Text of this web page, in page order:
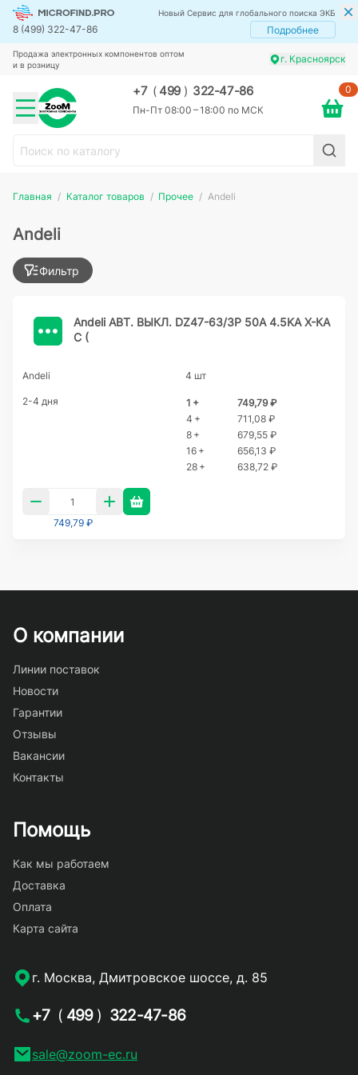
Новый Сервис для глобального поиска ЭКБ
8 (499) 322-47-86 Подробнее
Продажа электронных компонентов оптом
и в розницу
г. Красноярск
+7 (499 ) 322-47-86
Пн-Пт 08:00 – 18:00 по МСК
0
Главная Каталог товаров Прочее Andeli
Andeli
Фильтр
Andeli АВТ. ВЫКЛ. DZ47-63/3P 50A 4.5KA Х-КА
C (
Andeli 4 шт
2-4 дня 1 +
749,79 ₽
4 +
711,08 ₽
8 +
679,55 ₽
16 +
656,13 ₽
28 +
638,72 ₽
749,79 ₽
О компании
Линии поставок
Новости
Гарантии
Отзывы
Вакансии
Контакты
Помощь
Как мы работаем
Доставка
Оплата
Карта сайта
г. Москва, Дмитровское шоссе, д. 85
+7 ( 499 ) 322-47-86
sale@zoom-ec.ru